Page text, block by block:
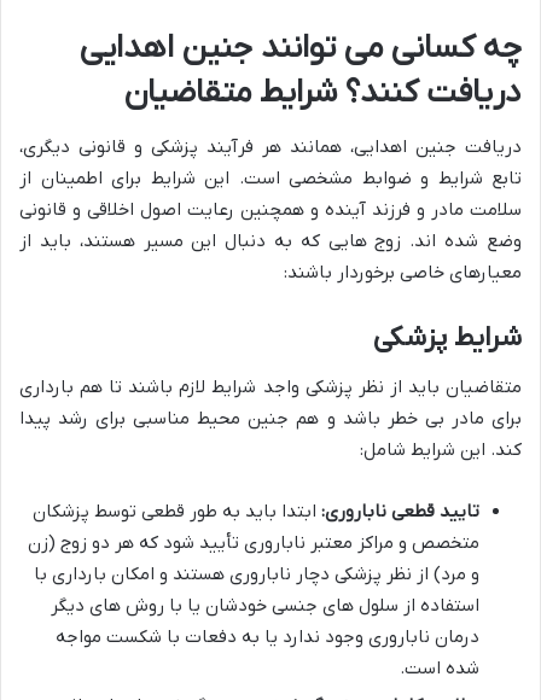
چه کسانی می توانند جنین اهدایی
دریافت کنند؟ شرایط متقاضیان
دریافت جنین اهدایی، همانند هر فرآیند پزشکی و قانونی دیگری،
تابع شرایط و ضوابط مشخصی است. این شرایط برای اطمینان از
سلامت مادر و فرزند آینده و همچنین رعایت اصول اخلاقی و قانونی
وضع شده اند. زوج هایی که به دنبال این مسیر هستند، باید از
معیارهای خاصی برخوردار باشند:
شرایط پزشکی
متقاضیان باید از نظر پزشکی واجد شرایط لازم باشند تا هم بارداری
برای مادر بی خطر باشد و هم جنین محیط مناسبی برای رشد پیدا
کند. این شرایط شامل:
تایید قطعی ناباروری: ابتدا باید به طور قطعی توسط پزشکان
متخصص و مراکز معتبر ناباروری تأیید شود که هر دو زوج (زن
و مرد) از نظر پزشکی دچار ناباروری هستند و امکان بارداری با
استفاده از سلول های جنسی خودشان یا با روش های دیگر
درمان ناباروری وجود ندارد یا به دفعات با شکست مواجه
شده است.